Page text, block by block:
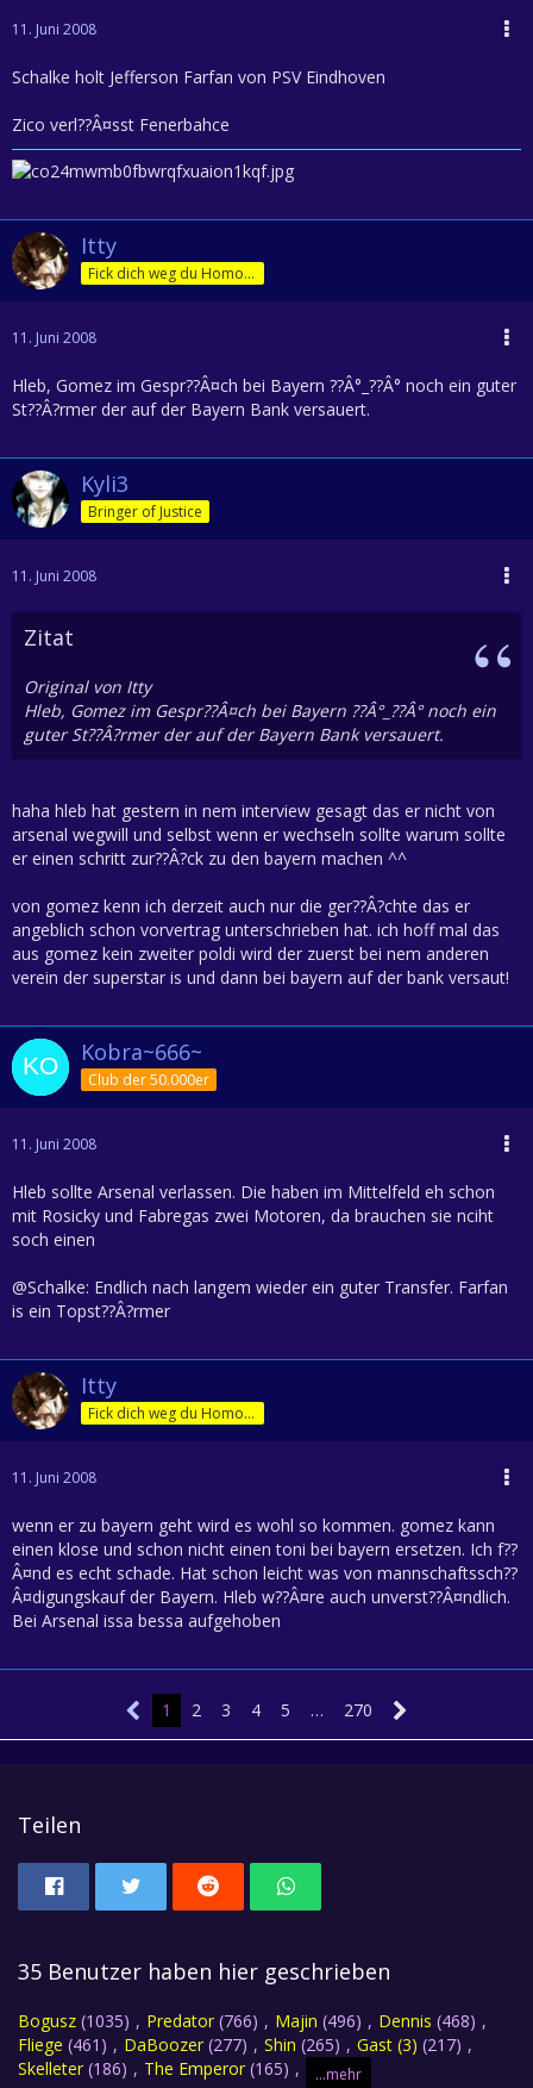
11. Juni 2008
Schalke holt Jefferson Farfan von PSV Eindhoven
Zico verl??Â¤sst Fenerbahce
Itty
Fick dich weg du Homofürst
11. Juni 2008
Hleb, Gomez im Gespr??Â¤ch bei Bayern ??Â°_??Â° noch ein guter
St??Â?rmer der auf der Bayern Bank versauert.
Kyli3
Bringer of Justice
11. Juni 2008
Zitat
Original von Itty
Hleb, Gomez im Gespr??Â¤ch bei Bayern ??Â°_??Â° noch ein
guter St??Â?rmer der auf der Bayern Bank versauert.
haha hleb hat gestern in nem interview gesagt das er nicht von
arsenal wegwill und selbst wenn er wechseln sollte warum sollte
er einen schritt zur??Â?ck zu den bayern machen ^^
von gomez kenn ich derzeit auch nur die ger??Â?chte das er
angeblich schon vorvertrag unterschrieben hat. ich hoff mal das
aus gomez kein zweiter poldi wird der zuerst bei nem anderen
verein der superstar is und dann bei bayern auf der bank versaut!
Kobra~666~
Club der 50.000er
11. Juni 2008
Hleb sollte Arsenal verlassen. Die haben im Mittelfeld eh schon
mit Rosicky und Fabregas zwei Motoren, da brauchen sie nciht
soch einen
@Schalke: Endlich nach langem wieder ein guter Transfer. Farfan
is ein Topst??Â?rmer
Itty
Fick dich weg du Homofürst
11. Juni 2008
wenn er zu bayern geht wird es wohl so kommen. gomez kann
einen klose und schon nicht einen toni bei bayern ersetzen. Ich f??
Â¤nd es echt schade. Hat schon leicht was von mannschaftssch??
Â¤digungskauf der Bayern. Hleb w??Â¤re auch unverst??Â¤ndlich.
Bei Arsenal issa bessa aufgehoben
1 2 3 4 5 … 270
Teilen
35 Benutzer haben hier geschrieben
Bogusz (1035) Predator (766) Majin (496) Dennis (468)
Fliege (461) DaBoozer (277) Shin (265) Gast (3) (217)
Skelleter (186) The Emperor (165) ...mehr